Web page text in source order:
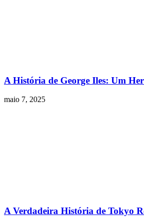
A História de George Iles: Um
maio 7, 2025
A Verdadeira História de Tokyo